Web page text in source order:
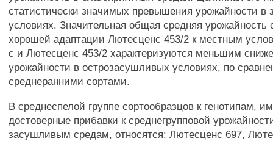
статистически значимых превышения урожайности в
условиях. Значительная общая средняя урожайность
хорошей адаптации Лютесценс 453/2 к местным
с и Лютесценс 453/2 характеризуются меньшим
урожайности в острозасушливых условиях, по
среднеранними сортами.
В среднеспелой группе сортообразцов к генотипам,
достоверные прибавки к среднегрупповой
засушливым средам, относятся: Лютесценс 697,